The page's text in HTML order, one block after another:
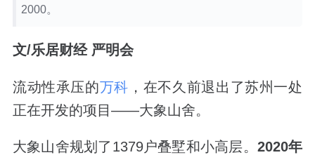
2000。
文/乐居财经 严明会
流动性承压的万科 ，在不久前退出了苏州一处
正在开发的项目——大象山舍。
大象山舍规划了1379户叠墅和小高层。 2020年